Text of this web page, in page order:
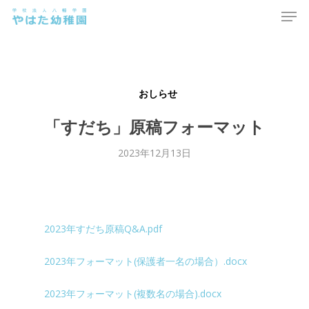
Skip
おしらせ
「すだち」原稿フォーマット
2023年12月13日
2023年すだち原稿Q&A.pdf
2023年フォーマット(保護者一名の場合）.docx
2023年フォーマット(複数名の場合).docx